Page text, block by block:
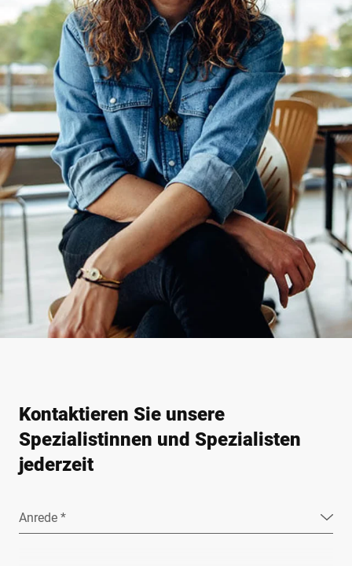
Kontaktieren Sie unsere
Spezialistinnen und Spezialisten
jederzeit
Anrede *